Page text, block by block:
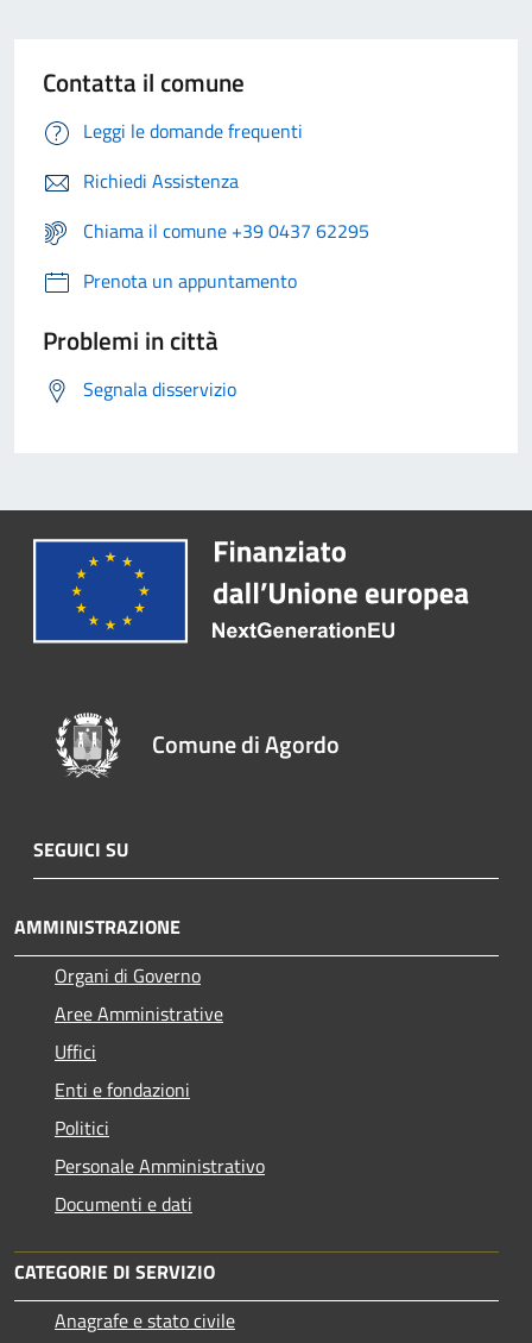
Contatta il comune
Leggi le domande frequenti
Richiedi Assistenza
Chiama il comune +39 0437 62295
Prenota un appuntamento
Problemi in città
Segnala disservizio
Comune di Agordo
SEGUICI SU
AMMINISTRAZIONE
Organi di Governo
Aree Amministrative
Uffici
Enti e fondazioni
Politici
Personale Amministrativo
Documenti e dati
CATEGORIE DI SERVIZIO
Anagrafe e stato civile